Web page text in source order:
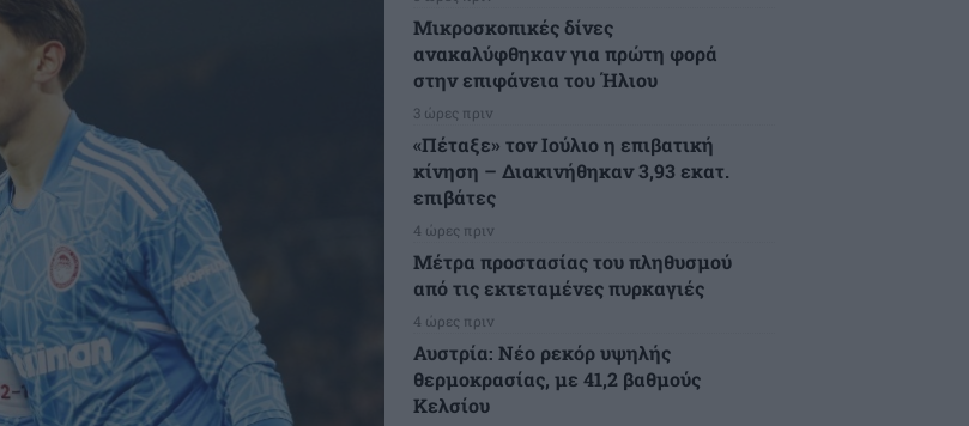
Μικροσκοπικές δίνες
ανακαλύφθηκαν για πρώτη φορά
στην επιφάνεια του Ήλιου
3 ώρες πριν
«Πέταξε» τον Ιούλιο η επιβατική
κίνηση – Διακινήθηκαν 3,93 εκατ.
επιβάτες
4 ώρες πριν
Μέτρα προστασίας του πληθυσμού
από τις εκτεταμένες πυρκαγιές
4 ώρες πριν
Αυστρία: Νέο ρεκόρ υψηλής
θερμοκρασίας, με 41,2 βαθμούς
Κελσίου